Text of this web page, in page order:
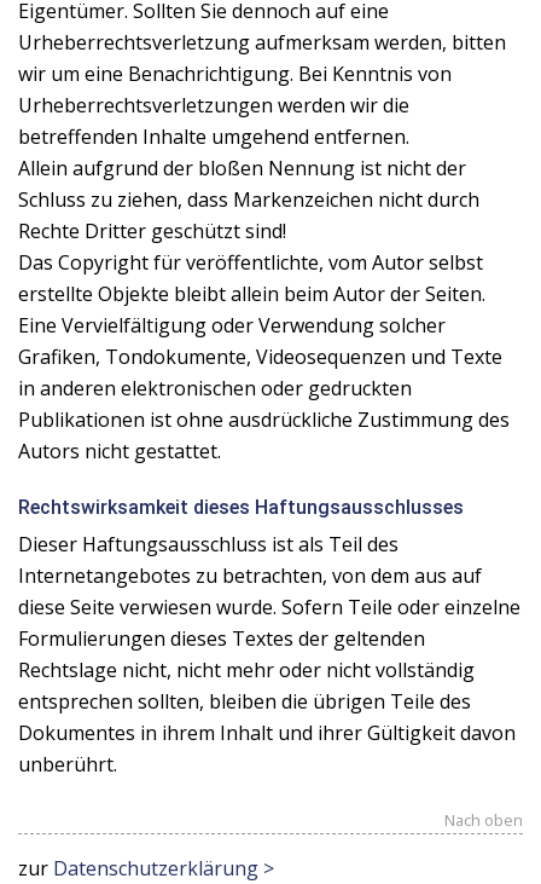
Eigentümer. Sollten Sie dennoch auf eine
Urheberrechtsverletzung aufmerksam werden, bitten
wir um eine Benachrichtigung. Bei Kenntnis von
Urheberrechtsverletzungen werden wir die
betreffenden Inhalte umgehend entfernen.
Allein aufgrund der bloßen Nennung ist nicht der
Schluss zu ziehen, dass Markenzeichen nicht durch
Rechte Dritter geschützt sind!
Das Copyright für veröffentlichte, vom Autor selbst
erstellte Objekte bleibt allein beim Autor der Seiten.
Eine Vervielfältigung oder Verwendung solcher
Grafiken, Tondokumente, Videosequenzen und Texte
in anderen elektronischen oder gedruckten
Publikationen ist ohne ausdrückliche Zustimmung des
Autors nicht gestattet.
Rechtswirksamkeit dieses Haftungsausschlusses
Dieser Haftungsausschluss ist als Teil des
Internetangebotes zu betrachten, von dem aus auf
diese Seite verwiesen wurde. Sofern Teile oder einzelne
Formulierungen dieses Textes der geltenden
Rechtslage nicht, nicht mehr oder nicht vollständig
entsprechen sollten, bleiben die übrigen Teile des
Dokumentes in ihrem Inhalt und ihrer Gültigkeit davon
unberührt.
Nach oben
zur Datenschutzerklärung >